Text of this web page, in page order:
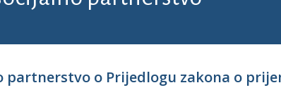
partnerstvo o Prijedlogu zakona o